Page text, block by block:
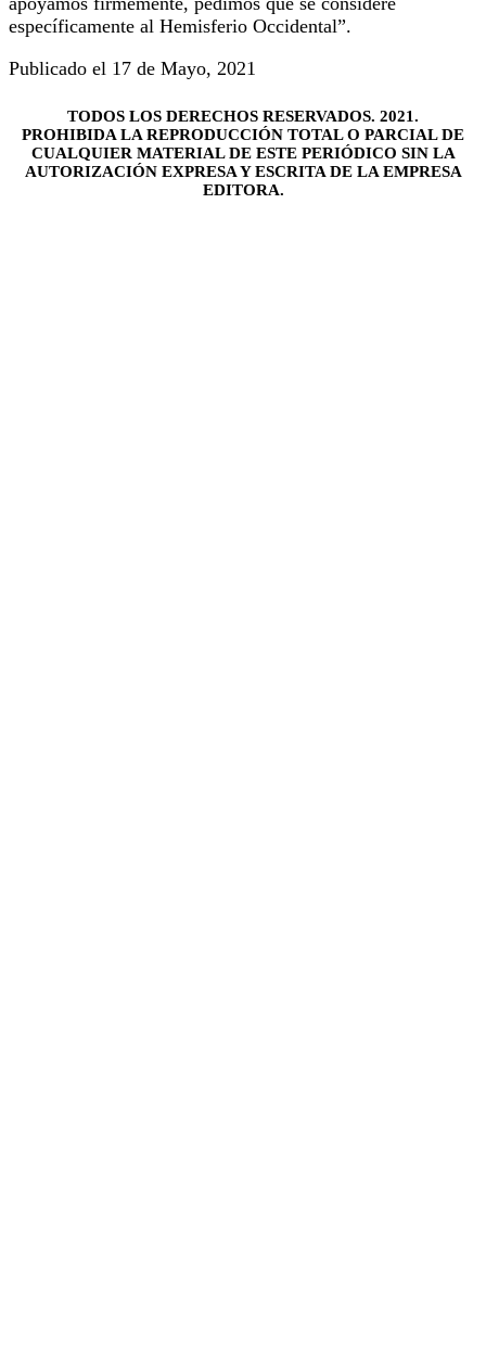
específicamente al Hemisferio Occidental”.
Publicado el 17 de Mayo, 2021
TODOS LOS DERECHOS RESERVADOS. 2021.
PROHIBIDA LA REPRODUCCIÓN TOTAL O PARCIAL DE
CUALQUIER MATERIAL DE ESTE PERIÓDICO SIN LA
AUTORIZACIÓN EXPRESA Y ESCRITA DE LA EMPRESA
EDITORA.